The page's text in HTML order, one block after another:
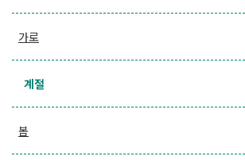
가로
계절
봄